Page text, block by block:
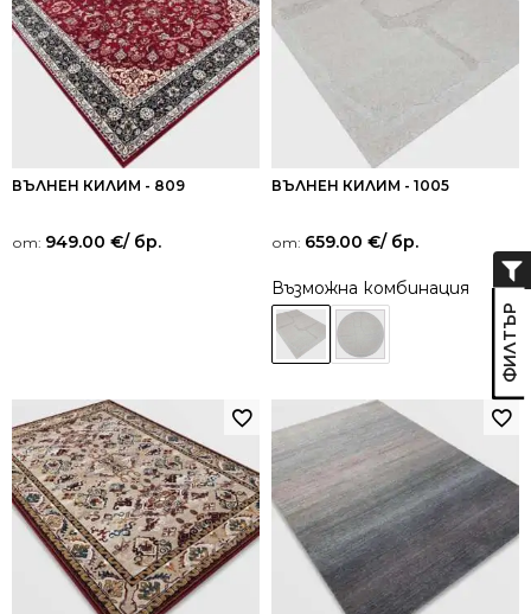
ВЪЛНЕН КИЛИМ - 809
от: 949.00 €/ бр.
ВЪЛНЕН КИЛИМ - 1005
от: 659.00 €/ бр.
Възможна комбинация